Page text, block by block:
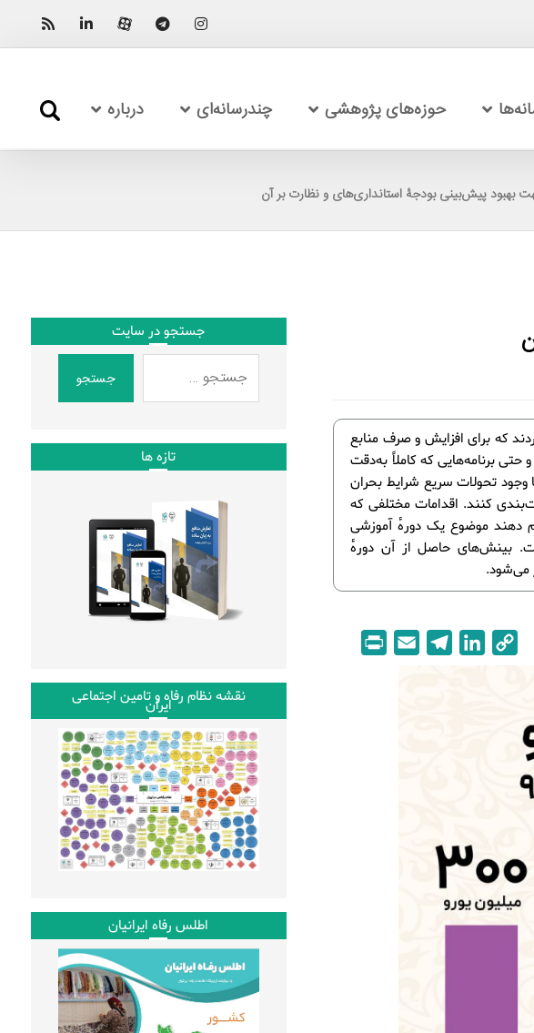
حوزه‌های پژوهشی چندرسانه‌ای درباره
بهبود پیش‌بینی بودجۀ استانداری‌های و نظارت بر آن
کردند که برای افزایش و صرف منابع
کووید 19 به ناگه ظهور کرد و حتی برنامه‌هایی که کاملاً به‌دقت
تحولات سریع شرایط بحران
کنند. اقدامات مختلفی که
دهند موضوع یک دورۀ آموزشی
بینش‌های حاصل از آن دورۀ
می‌شود.
o
i
جستجو در سایت
جستجو
تازه ها
نقشه نظام رفاه و تامین اجتماعی
ایران
اطلس رفاه ایرانیان